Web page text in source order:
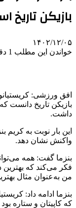
بازیکن تاریخ
۱۴۰۲/۱۲/۰۵
خواندن این مطلب 1 دقیقه زمان میبرد
افق ورزشی:
بازیکن تاریخ دانست
داشت.
این بار نوبت به کریم
واکنش نشان دهد.
بنزما گفت: همه
فکر می‌کند که
من به‌عنوان مثال
بنزما ادامه داد:
که کاپیتان و ستاره